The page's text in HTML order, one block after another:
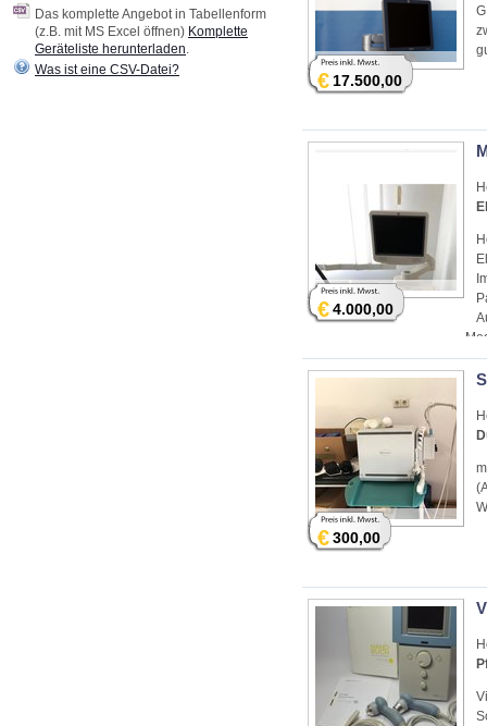
€17.500,00
€4.000,00
€300,00
Das komplette Angebot in Tabellenform
(z.B. mit MS Excel öffnen) Komplette
Geräteliste herunterladen.
Was ist eine CSV-Datei?